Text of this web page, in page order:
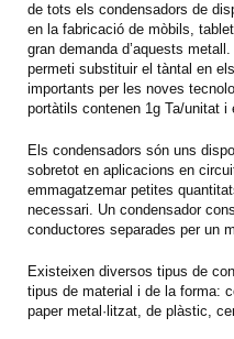
de tots els condensadors de
en la fabricació de mòbils,
gran demanda d’aquests
permeti substituir el tàntal en
importants per les noves
portàtils contenen 1g Ta/unitat i
Els condensadors són uns
sobretot en aplicacions en
emmagatzemar petites
necessari. Un condensador
conductores separades per un
Existeixen diversos tipus de
tipus de material i de la forma:
paper metal·litzat, de plàstic,